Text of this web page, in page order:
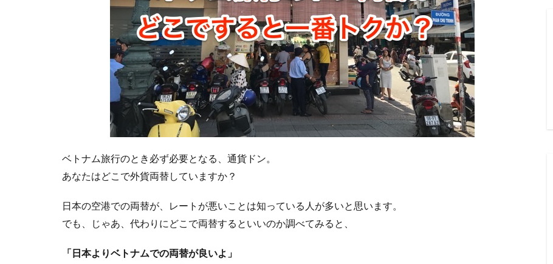
ベトナム旅行のとき必ず必要となる、通貨ドン。
あなたはどこで外貨両替していますか？
日本の空港での両替が、レートが悪いことは知っている人が多いと思います。
でも、じゃあ、代わりにどこで両替するといいのか調べてみると、
「日本よりベトナムでの両替が良いよ」